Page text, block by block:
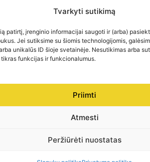
Tvarkyti sutikimą
patirtį, įrenginio informacijai saugoti ir (arba)
Jei sutiksime su šiomis technologijomis,
unikalūs ID šioje svetainėje. Nesutikimas arba
funkcijas ir funkcionalumus.
Priimti
Atmesti
Peržiūrėti nuostatas